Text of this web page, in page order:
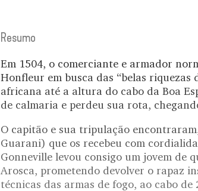
Resumo
Em 1504, o comerciante e armador
Honfleur em busca das “belas riquezas
africana até a altura do cabo da Boa
de calmaria e perdeu sua rota,
O capitão e sua tripulação
Guarani) que os recebeu com
Gonneville levou consigo um jovem de
Arosca, prometendo devolver o rapaz
técnicas das armas de fogo, ao cabo de